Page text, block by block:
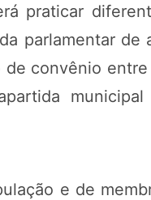
praticar
parlamentar de
convênio
municipal
e de